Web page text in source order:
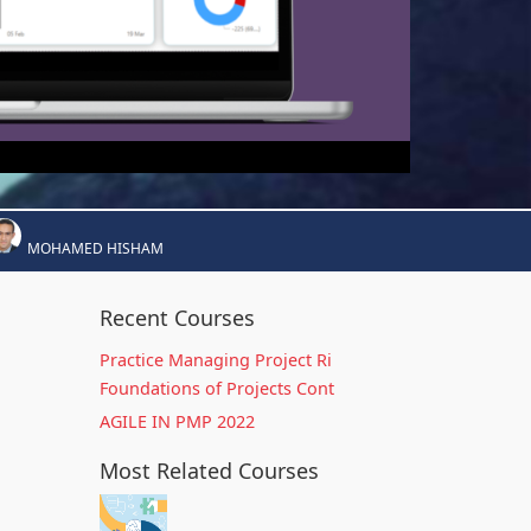
MOHAMED HISHAM
Recent Courses
Practice Managing Project Ri
Foundations of Projects Cont
AGILE IN PMP 2022
Most Related Courses